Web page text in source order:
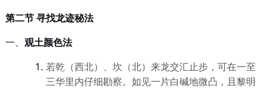
第二节 寻找龙迹秘法
一、 观土颜色法
若乾（西北）、坎（北）来龙交汇止步，可在一至
三华里内仔细勘察。如见一片白碱地微凸，且黎明